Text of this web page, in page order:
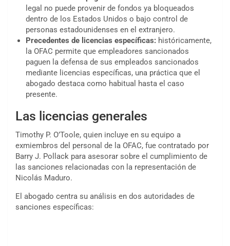
legal no puede provenir de fondos ya bloqueados
dentro de los Estados Unidos o bajo control de
personas estadounidenses en el extranjero.
Precedentes de licencias específicas: históricamente,
la OFAC permite que empleadores sancionados
paguen la defensa de sus empleados sancionados
mediante licencias específicas, una práctica que el
abogado destaca como habitual hasta el caso
presente.
Las licencias generales
Timothy P. O’Toole, quien incluye en su equipo a
exmiembros del personal de la OFAC, fue contratado por
Barry J. Pollack para asesorar sobre el cumplimiento de
las sanciones relacionadas con la representación de
Nicolás Maduro.
El abogado centra su análisis en dos autoridades de
sanciones específicas: